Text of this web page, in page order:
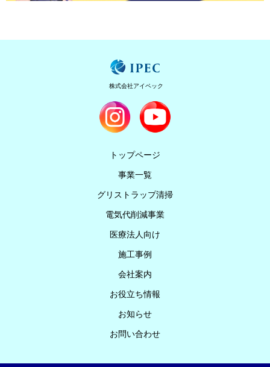
株式会社アイペック
トップページ
事業一覧
グリストラップ清掃
電気代削減事業
医療法人向け
施工事例
会社案内
お役立ち情報
お知らせ
お問い合わせ